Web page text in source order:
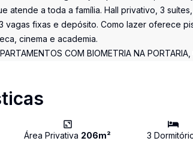
atende a toda a família. Hall privativo, 3
vagas fixas e depósito. Como lazer oferece
cinema e academia.
COM BIOMETRIA NA
Área Privativa 206m² 3